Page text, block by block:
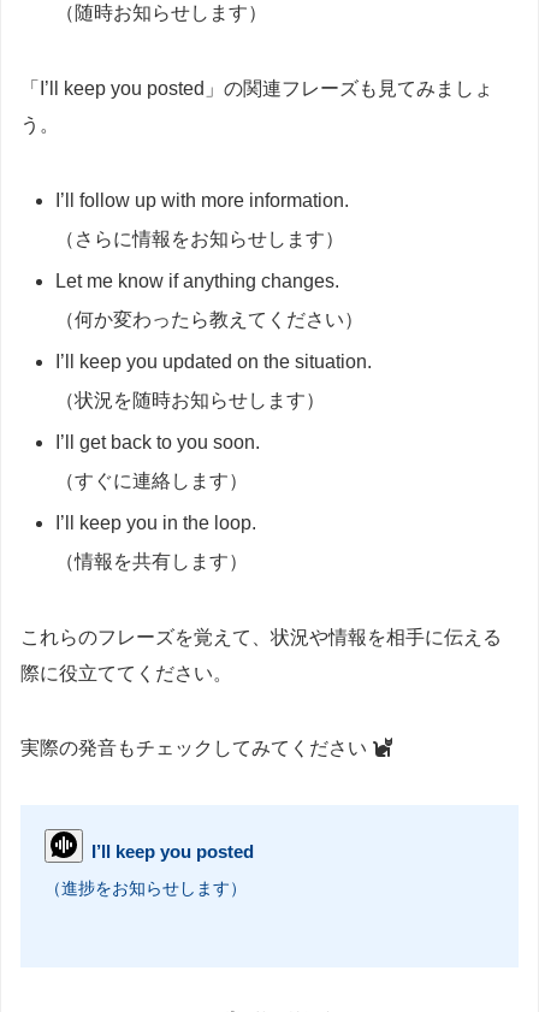
（随時お知らせします）
「I’ll keep you posted」の関連フレーズも見てみましょ
う。
I’ll follow up with more information.
（さらに情報をお知らせします）
Let me know if anything changes.
（何か変わったら教えてください）
I’ll keep you updated on the situation.
（状況を随時お知らせします）
I’ll get back to you soon.
（すぐに連絡します）
I’ll keep you in the loop.
（情報を共有します）
これらのフレーズを覚えて、状況や情報を相手に伝える
際に役立ててください。
実際の発音もチェックしてみてください
I’ll keep you posted
（進捗をお知らせします）